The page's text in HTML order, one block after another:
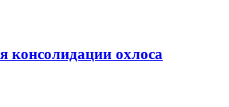
консолидации охлоса